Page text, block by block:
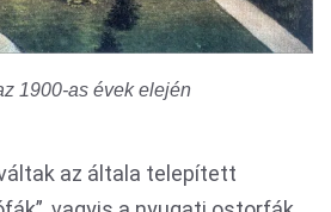
1900-as évek elején
az általa telepített